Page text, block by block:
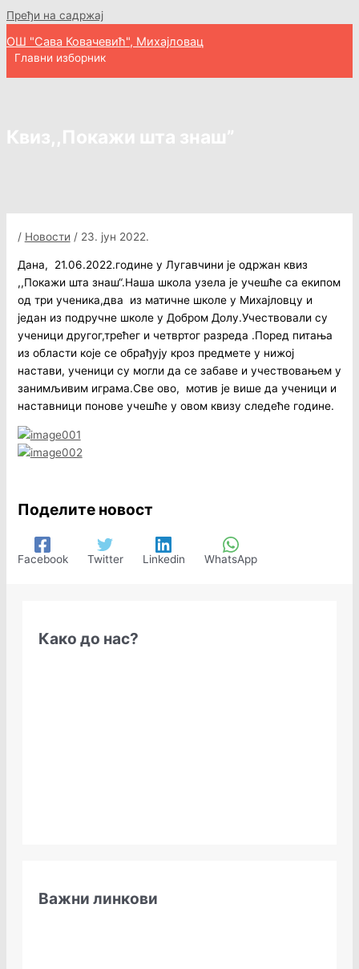
Пређи на садржај
ОШ "Сава Ковачевић", Михајловац
Главни изборник
Квиз,,Покажи шта знаш”
/ Новости / 23. јун 2022.
Дана, 21.06.2022.године у Лугавчини је одржан квиз
,,Покажи шта знаш“.Наша школа узела је учешће са екипом
од три ученика,два из матичне школе у Михајловцу и
један из подручне школе у Добром Долу.Учествовали су
ученици другог,трећег и четвртог разреда .Поред питања
из области које се обрађују кроз предмете у нижој
настави, ученици су могли да се забаве и учествовањем у
занимљивим играма.Све ово, мотив је више да ученици и
наставници понове учешће у овом квизу следеће године.
Поделите новост
Facebook Twitter Linkedin WhatsApp
Како до нас?
Важни линкови